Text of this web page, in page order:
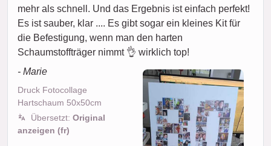
mehr als schnell. Und das Ergebnis ist einfach perfekt!
Es ist sauber, klar .... Es gibt sogar ein kleines Kit für
die Befestigung, wenn man den harten
Schaumstoffträger nimmt 👌 wirklich top!
- Marie
Druck Fotocollage
Hartschaum 50x50cm
Übersetzt: Original
anzeigen (fr)